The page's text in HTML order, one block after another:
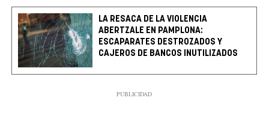
LA RESACA DE LA VIOLENCIA
ABERTZALE EN PAMPLONA:
ESCAPARATES DESTROZADOS Y
CAJEROS DE BANCOS INUTILIZADOS